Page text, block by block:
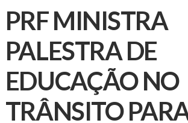
PRF MINISTRA
PALESTRA DE
EDUCAÇÃO NO
TRÂNSITO